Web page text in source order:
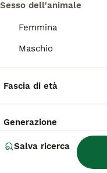
Sesso dell'animale
Femmina
Maschio
Fascia di età
Generazione
Salva ricerca
minimo di circa
caratteristiche
Volpino
Il Volpino
solitudine?